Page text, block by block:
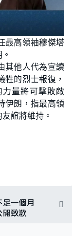
最高領袖穆傑塔
其他人代為宣讀
的烈士報復，
量將可擊敗敵
伊朗，指最高領
誼將維持。
足一個月
開致歉